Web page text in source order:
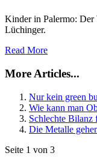
Kinder in Palermo: Der
Lüchinger.
Read More
More Articles...
Nur kein green
Wie kann man
Schlechte Bilanz
Die Metalle
Seite 1 von 3